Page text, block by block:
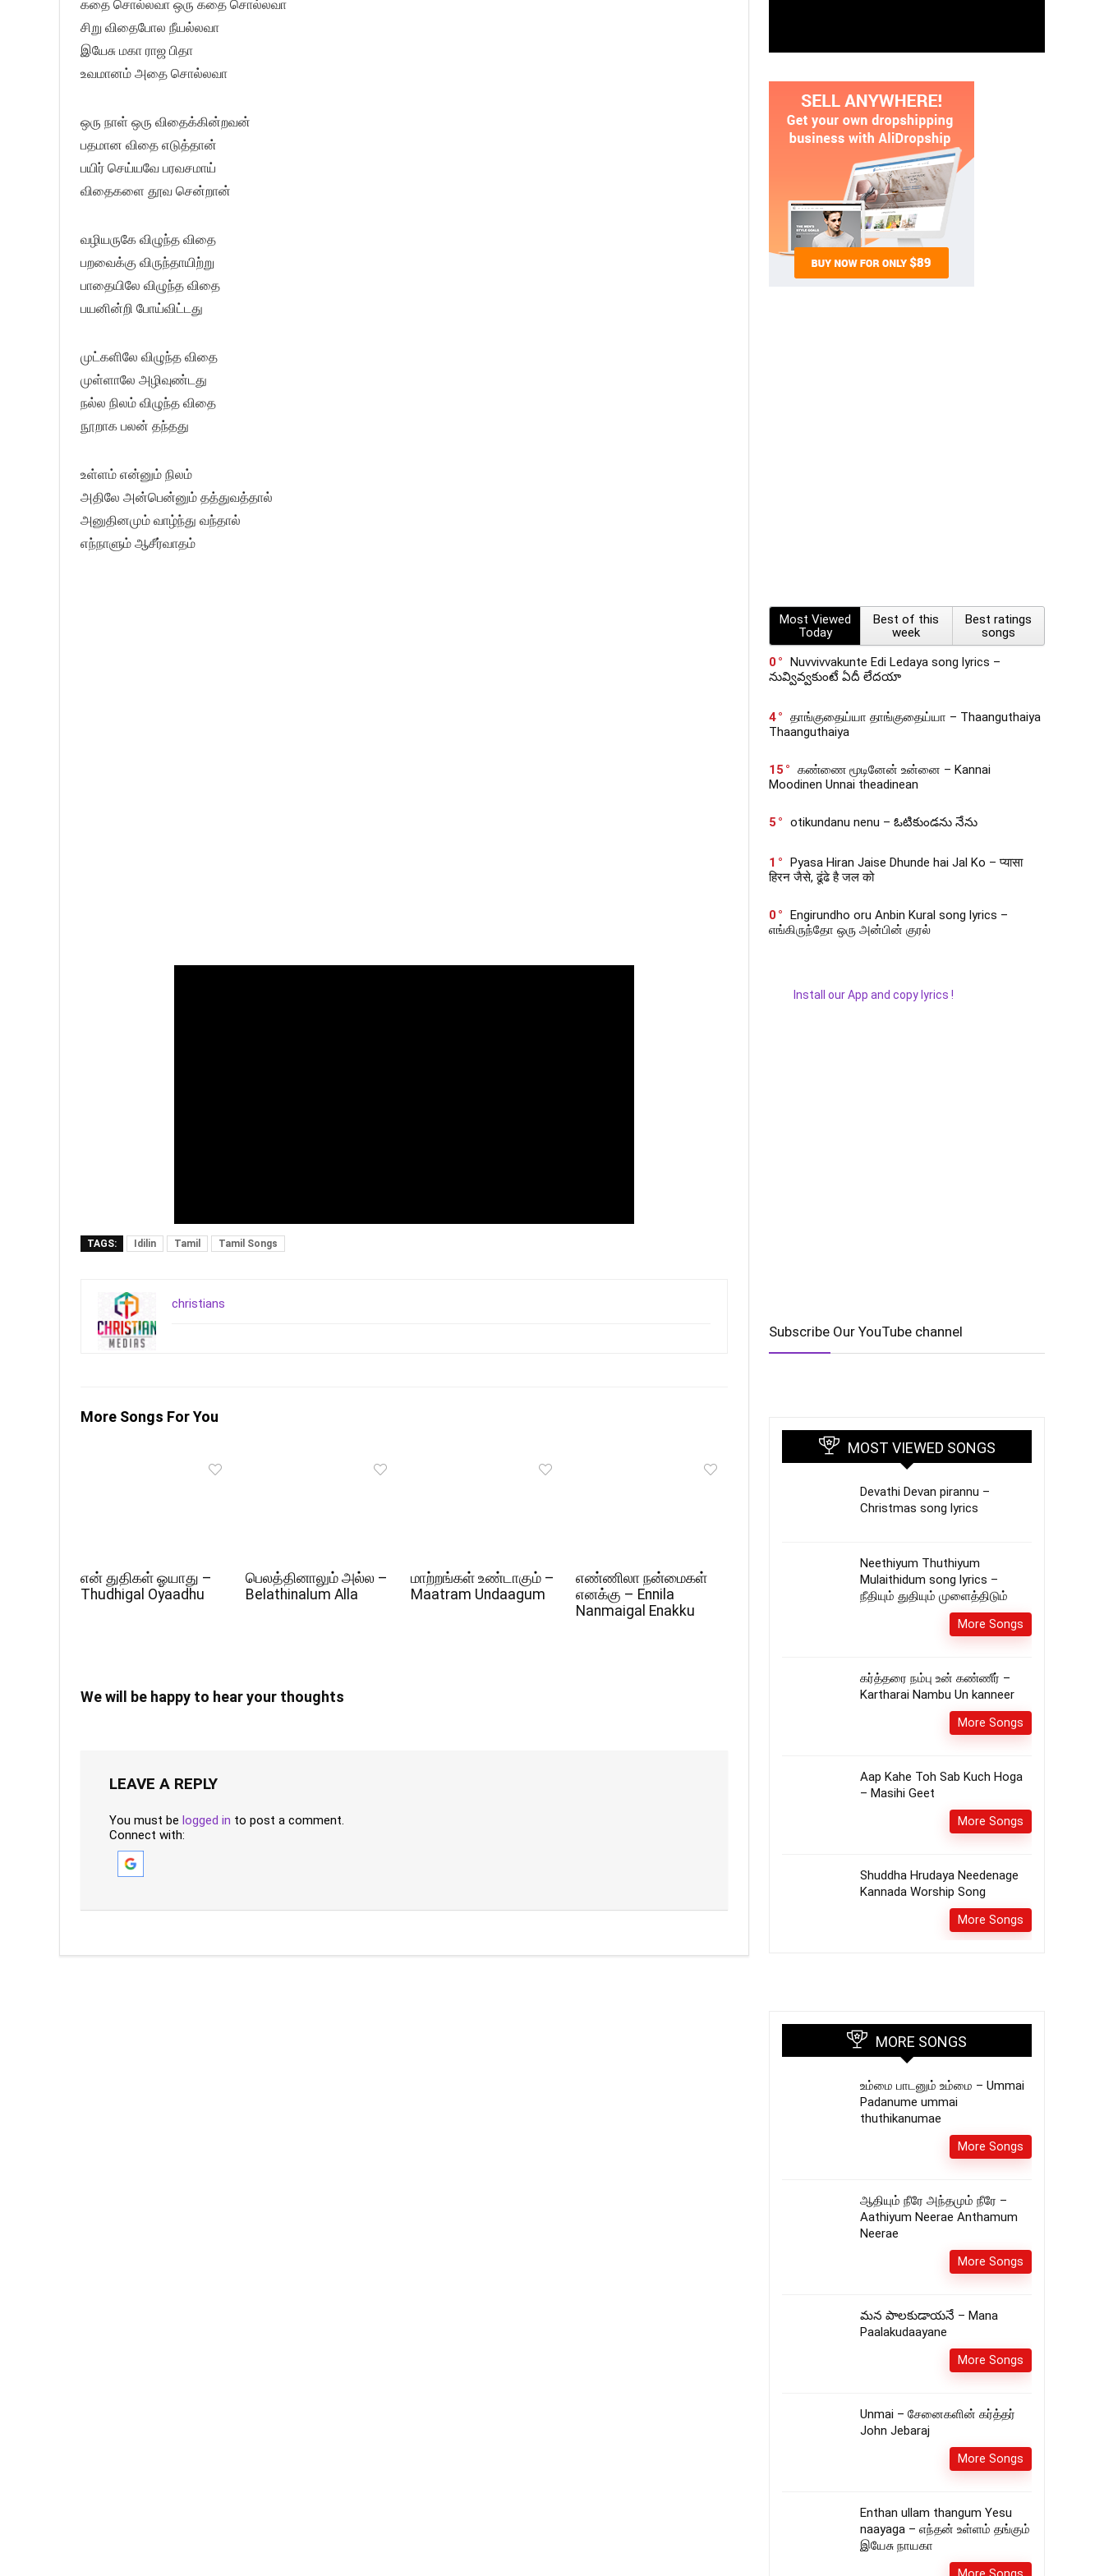
கதை சொல்லவா ஒரு கதை சொல்லவா
சிறு விதைபோல நீயல்லவா
இயேசு மகா ராஜ பிதா
உவமானம் அதை சொல்லவா
ஒரு நாள் ஒரு விதைக்கின்றவன்
பதமான விதை எடுத்தான்
பயிர் செய்யவே பரவசமாய்
விதைகளை தூவ சென்றான்
வழியருகே விழுந்த விதை
பறவைக்கு விருந்தாயிற்று
பாதையிலே விழுந்த விதை
பயனின்றி போய்விட்டது
முட்களிலே விழுந்த விதை
முள்ளாலே அழிவுண்டது
நல்ல நிலம் விழுந்த விதை
நூறாக பலன் தந்தது
உள்ளம் என்னும் நிலம்
அதிலே அன்பென்னும் தத்துவத்தால்
அனுதினமும் வாழ்ந்து வந்தால்
எந்நாளும் ஆசீர்வாதம்
TAGS: Idilin Tamil Tamil Songs
christians
More Songs For You
என் துதிகள் ஓயாது –
Thudhigal Oyaadhu
பெலத்தினாலும் அல்ல –
Belathinalum Alla
மாற்றங்கள் உண்டாகும் –
Maatram Undaagum
எண்ணிலா நன்மைகள்
எனக்கு – Ennila
Nanmaigal Enakku
We will be happy to hear your thoughts
LEAVE A REPLY
You must be logged in to post a comment.
Connect with:
Most Viewed
Today
Best of this
week
Best ratings
songs
0
Nuvvivvakunte Edi Ledaya song lyrics –
నువ్వివ్వకుంటే ఏదీ లేదయా
4
தாங்குதைய்யா தாங்குதைய்யா – Thaanguthaiya
Thaanguthaiya
15
கண்ணை மூடினேன் உன்னை – Kannai
Moodinen Unnai theadinean
5 otikundanu nenu – ఓటికుండను నేను
1
Pyasa Hiran Jaise Dhunde hai Jal Ko – प्यासा
हिरन जैसे, ढूंढे है जल को
0
Engirundho oru Anbin Kural song lyrics –
எங்கிருந்தோ ஒரு அன்பின் குரல்
Install our App and copy lyrics !
Subscribe Our YouTube channel
MOST VIEWED SONGS
Devathi Devan pirannu –
Christmas song lyrics
Neethiyum Thuthiyum
Mulaithidum song lyrics –
நீதியும் துதியும் முளைத்திடும்
More Songs
கர்த்தரை நம்பு உன் கண்ணீர் –
Kartharai Nambu Un kanneer
More Songs
Aap Kahe Toh Sab Kuch Hoga
– Masihi Geet
More Songs
Shuddha Hrudaya Needenage
Kannada Worship Song
More Songs
MORE SONGS
உம்மை பாடனும் உம்மை – Ummai
Padanume ummai
thuthikanumae
More Songs
ஆதியும் நீரே அந்தமும் நீரே –
Aathiyum Neerae Anthamum
Neerae
More Songs
మన పాలకుడాయనే – Mana
Paalakudaayane
More Songs
Unmai – சேனைகளின் கர்த்தர்
John Jebaraj
More Songs
Enthan ullam thangum Yesu
naayaga – எந்தன் உள்ளம் தங்கும்
இயேசு நாயகா